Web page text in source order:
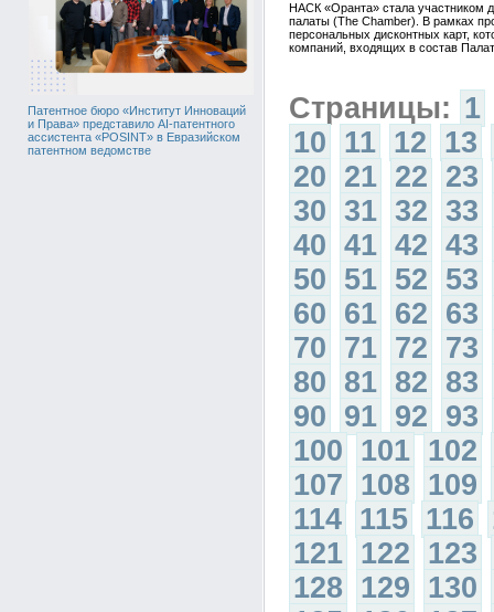
Патентное бюро «Институт Инноваций
и Права» представило AI-патентного
ассистента «POSINT» в Евразийском
патентном ведомстве
НАСК «Оранта» стала участником
палаты (The Chamber). В рамках
персональных дисконтных карт,
компаний, входящих в состав
Страницы: 1
10 11 12 13
20 21 22 23
30 31 32 33
40 41 42 43
50 51 52 53
60 61 62 63
70 71 72 73
80 81 82 83
90 91 92 93
100 101 102
107 108 109
114 115 116
121 122 123
128 129 130